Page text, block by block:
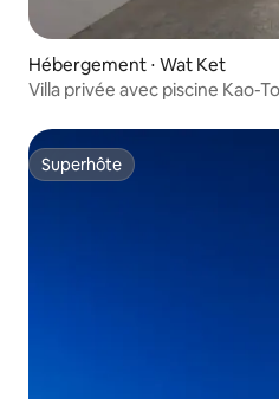
Hébergement ⋅ Wat Ket
Villa privée avec piscine Kao-
Superhôte
Superhôte